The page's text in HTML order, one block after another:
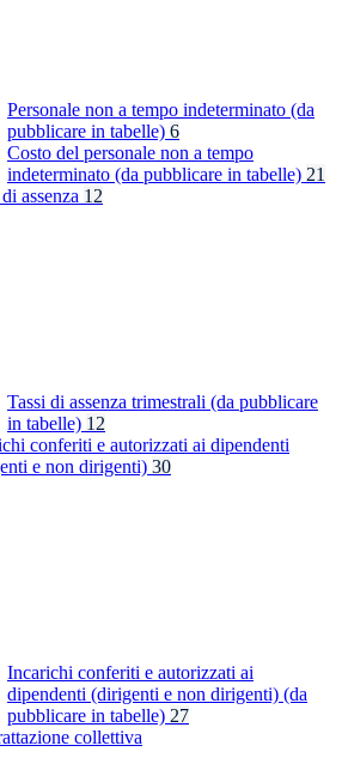
Personale non a tempo indeterminato (da
pubblicare in tabelle) 6
Costo del personale non a tempo
indeterminato (da pubblicare in tabelle) 21
assenza 12
Tassi di assenza trimestrali (da pubblicare
in tabelle) 12
conferiti e autorizzati ai dipendenti
e non dirigenti) 30
Incarichi conferiti e autorizzati ai
dipendenti (dirigenti e non dirigenti) (da
pubblicare in tabelle) 27
collettiva